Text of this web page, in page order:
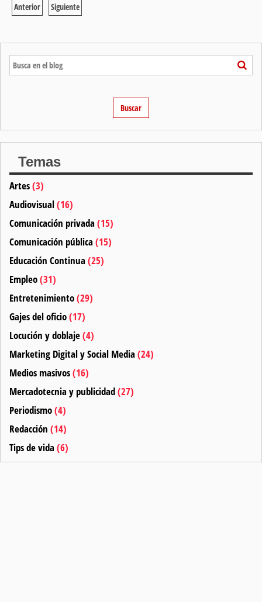
Anterior Siguiente
Temas
Artes(3)
Audiovisual(16)
Comunicación privada(15)
Comunicación pública(15)
Educación Continua(25)
Empleo(31)
Entretenimiento(29)
Gajes del oficio(17)
Locución y doblaje(4)
Marketing Digital y Social Media(24)
Medios masivos(16)
Mercadotecnia y publicidad(27)
Periodismo(4)
Redacción (14)
Tips de vida(6)